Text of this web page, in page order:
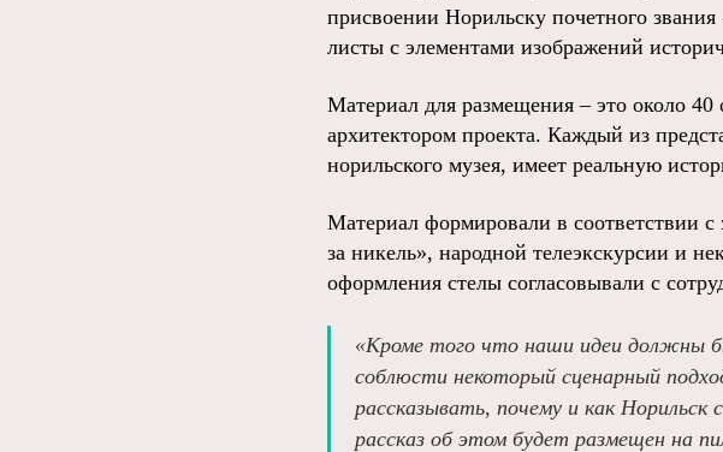
присвоении Норильску почетного звания
листы с элементами изображений
Материал для размещения – это около
архитектором проекта. Каждый из
норильского музея, имеет реальную
Материал формировали в соответствии
за никель», народной телеэкскурсии и
оформления стелы согласовывали с
«Кроме того что наши идеи должны
соблюсти некоторый сценарный
рассказывать, почему и как
рассказ об этом будет размещен на